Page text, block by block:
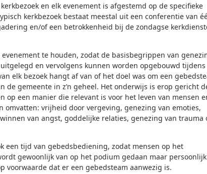
en elk evenement is afgestemd op de specifieke
kerkbezoek bestaat meestal ​​uit een conferentie van
en/of een betrokkenheid bij de zondagse
te houden, zodat de basisbegrippen van
en vervolgens kunnen worden opgebouwd tijdens
elk bezoek hangt af van of het doel was om een
de gemeente in z’n geheel. Het onderwijs is erop gericht
op een manier die relevant is voor het leven van mensen
omvatten: vrijheid door vergeving, genezing van emoties,
van angst, goddelijke relaties, genezing van trauma
een tijd van gebedsbediening, zodat mensen op het
gewoonlijk van op het podium gedaan maar persoonlijk
voorwaarde dat er een gebedsteam aanwezig is.